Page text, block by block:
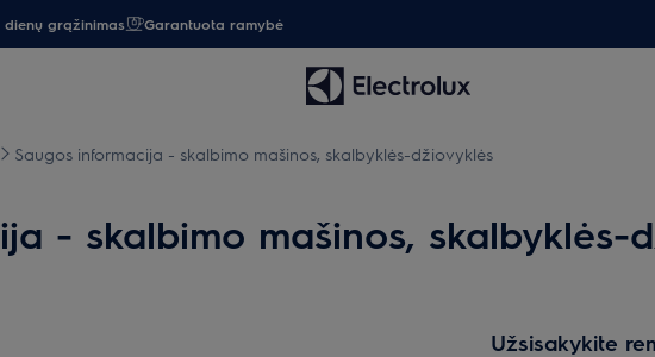
dienų grąžinimas Garantuota ramybė
Saugos informacija - skalbimo mašinos, skalbyklės-džiovyklės
- skalbimo mašinos, skalbyklės-
Užsisakykite